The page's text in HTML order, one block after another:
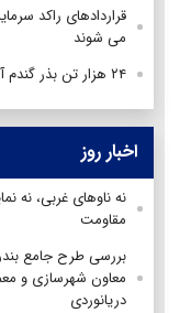
قراردادهای راکد
می شوند
۲۴ هزار تن بذر گندم آبی و دیم در آذربایجان‌شرقی تولید شد
اخبار روز
نه ناوهای غربی، نه
مقاومت
بررسی طرح جامع
معاون شهرسازی و
دریانوردی